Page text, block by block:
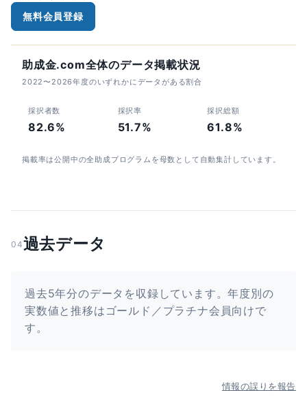
無料会員登録
助成金.com全体のデータ掲載状況
2022〜2026年度のいずれかにデータがある割合
採択者数
82.6%
採択率
51.7%
採択総額
61.8%
掲載率は公開中の全助成プログラムを母数として自動集計しています。
04過去データ
過去5年分のデータを収録しています。年度別の
実数値と推移はゴールド／プラチナ会員向けで
す。
情報の誤りを報告